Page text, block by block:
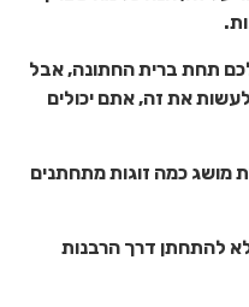
תחת ברית החתונה, אבל
את זה, אתם יכולים
מושג כמה זוגות מתחתנים
להתחתן דרך הרבנות